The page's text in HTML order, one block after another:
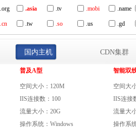
.org .asia .tv .mobi .name
.cn .tw .so .us .gd
国内主机 CDN集群
普及A型
空间大小：120M
IIS连接数：100
流量大小：20G
操作系统：Windows
智能双
空间大
IIS连接
流量大
操作系